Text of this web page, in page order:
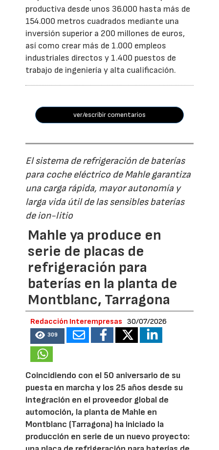
productiva desde unos 36.000 hasta más de
154.000 metros cuadrados mediante una
inversión superior a 200 millones de euros,
así como crear más de 1.000 empleos
industriales directos y 1.400 puestos de
trabajo de ingeniería y alta cualificación.
ver/escribir comentarios
El sistema de refrigeración de baterías
para coche eléctrico de Mahle garantiza
una carga rápida, mayor autonomía y
larga vida útil de las sensibles baterías
de ion-litio
Mahle ya produce en
serie de placas de
refrigeración para
baterías en la planta de
Montblanc, Tarragona
Redacción Interempresas 30/07/2026
309
Coincidiendo con el 50 aniversario de su
puesta en marcha y los 25 años desde su
integración en el proveedor global de
automoción, la planta de Mahle en
Montblanc (Tarragona) ha iniciado la
producción en serie de un nuevo proyecto: